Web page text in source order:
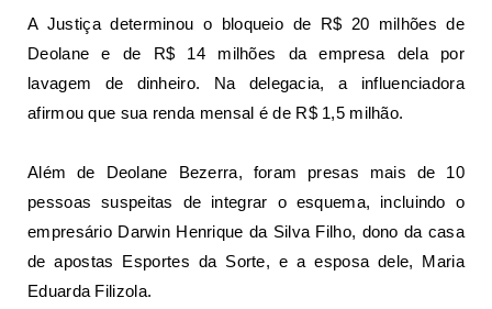
A Justiça determinou o bloqueio de R$ 20 milhões de
Deolane e de R$ 14 milhões da empresa dela por
lavagem de dinheiro. Na delegacia, a influenciadora
afirmou que sua renda mensal é de R$ 1,5 milhão.
Além de Deolane Bezerra, foram presas mais de 10
pessoas suspeitas de integrar o esquema, incluindo o
empresário Darwin Henrique da Silva Filho, dono da casa
de apostas Esportes da Sorte, e a esposa dele, Maria
Eduarda Filizola.